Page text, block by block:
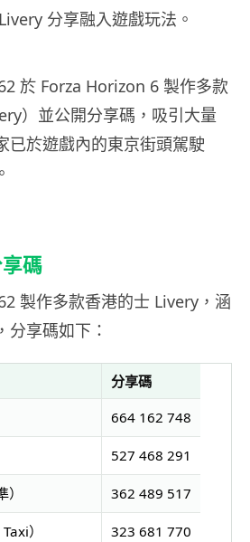
分享融入遊戲玩法。
於 Forza Horizon 6 製作多款
）並公開分享碼，吸引大量
已於遊戲內的東京街頭駕駛
碼
製作多款香港的士 Livery，涵
分享碼如下：
分享碼
664 162 748
527 468 291
362 489 517
） 323 681 770